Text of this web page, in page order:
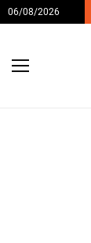
06/08/2026